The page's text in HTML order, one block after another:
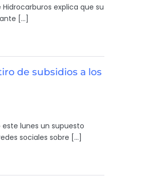
explica que su
[…]
de subsidios a los
lunes un supuesto
sociales sobre […]